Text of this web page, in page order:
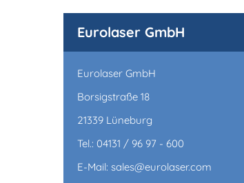
Eurolaser GmbH
Eurolaser GmbH
Borsigstraße 18
21339 Lüneburg
Tel.: 04131 / 96 97 - 600
E-Mail: sales@eurolaser.com